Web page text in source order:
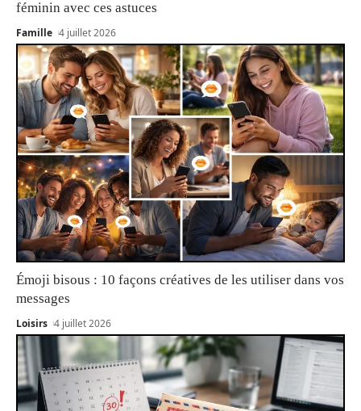
féminin avec ces astuces
Famille 4 juillet 2026
Émoji bisous : 10 façons créatives de les utiliser dans vos
messages
Loisirs 4 juillet 2026